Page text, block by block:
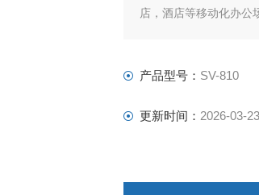
店，酒店等移动化办公
产品型号： SV-810
更新时间： 2026-03-23